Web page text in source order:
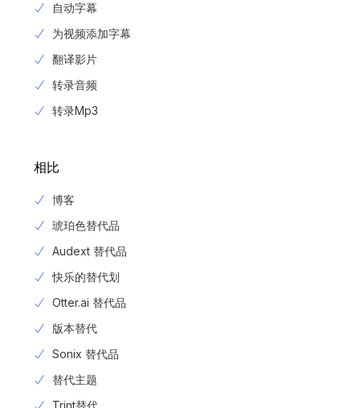
自动字幕
为视频添加字幕
翻译影片
转录音频
转录Mp3
相比
博客
琥珀色替代品
Audext 替代品
快乐的替代划
Otter.ai 替代品
版本替代
Sonix 替代品
替代主题